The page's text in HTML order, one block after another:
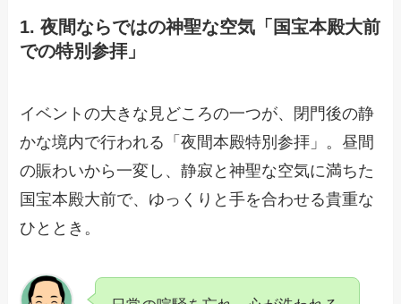
1. 夜間ならではの神聖な空気「国宝本殿大前
での特別参拝」
イベントの大きな見どころの一つが、閉門後の静
かな境内で行われる「夜間本殿特別参拝」。昼間
の賑わいから一変し、静寂と神聖な空気に満ちた
国宝本殿大前で、ゆっくりと手を合わせる貴重な
ひととき。